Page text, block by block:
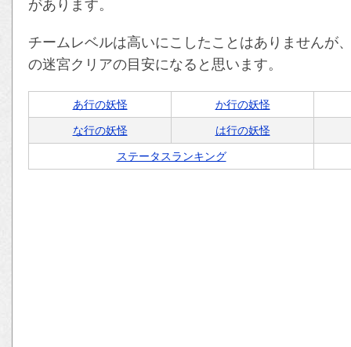
があります。
チームレベルは高いにこしたことはありませんが
の迷宮クリアの目安になると思います。
あ行の妖怪 か行の妖怪
な行の妖怪 は行の妖怪
ステータスランキング